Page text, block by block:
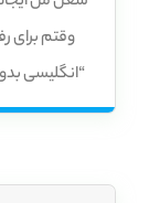
وقتم برای
“انگلیسی
کجا و هر زمان
قابلیت